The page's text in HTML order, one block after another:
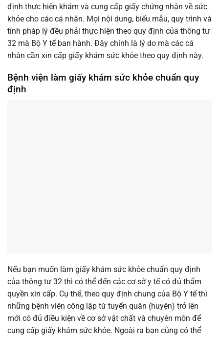
định thực hiện khám và cung cấp giấy chứng nhận về sức
khỏe cho các cá nhân. Mọi nội dung, biểu mẫu, quy trình và
tính pháp lý đều phải thực hiện theo quy định của thông tư
32 mà Bộ Y tế ban hành. Đây chính là lý do mà các cá
nhân cần xin cấp giấy khám sức khỏe theo quy định này.
Bệnh viện làm giấy khám sức khỏe chuẩn quy
định
Nếu bạn muốn làm giấy khám sức khỏe chuẩn quy định
của thông tư 32 thì có thể đến các cơ sở y tế có đủ thẩm
quyền xin cấp. Cụ thể, theo quy định chung của Bộ Y tế thì
những bệnh viện công lập từ tuyến quân (huyện) trở lên
mới có đủ điều kiện về cơ sở vật chất và chuyên môn để
cung cấp giấy khám sức khỏe. Ngoài ra bạn cũng có thể